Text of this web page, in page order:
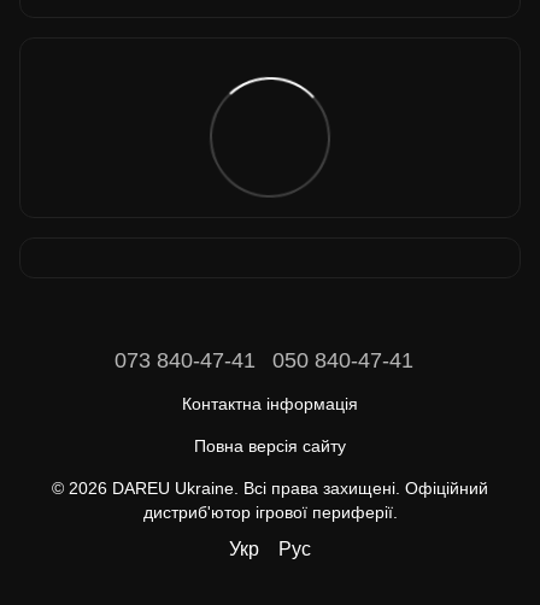
073 840-47-41 050 840-47-41
Контактна інформація
Повна версія сайту
© 2026 DAREU Ukraine. Всі права захищені. Офіційний
дистриб'ютор ігрової периферії.
Укр Рус